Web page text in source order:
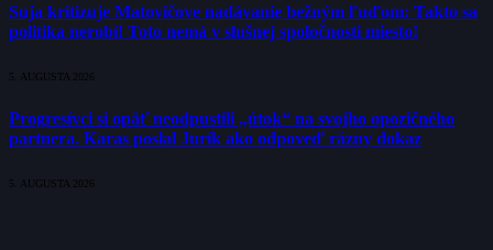
Suja kritizuje Matovičove nadávanie bežným ľuďom: Takto sa
politika nerobí! Toto nemá v slušnej spoločnosti miesto!
5. AUGUSTA 2026
Progresívci si opäť neodpustili „útok“ na svojho opozičného
partnera. Karas poslal Jurík ako odpoveď rázny dokaz
5. AUGUSTA 2026